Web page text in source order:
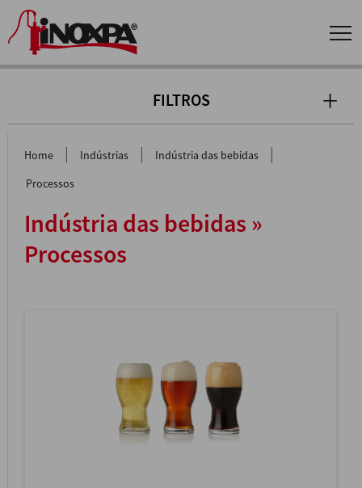
FILTROS
Home | Indústrias | Indústria das bebidas |
Processos
Indústria das bebidas »
Processos